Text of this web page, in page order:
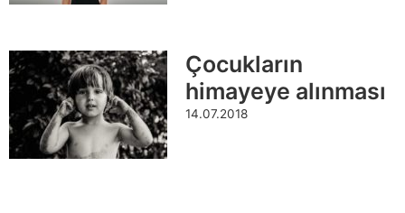
Çocukların
himayeye alınması
14.07.2018